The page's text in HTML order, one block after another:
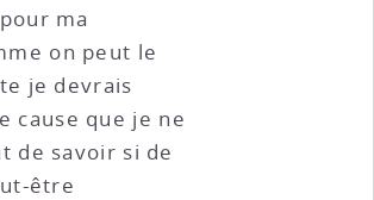
ma
on peut le
je devrais
cause que je ne
de savoir si de
être